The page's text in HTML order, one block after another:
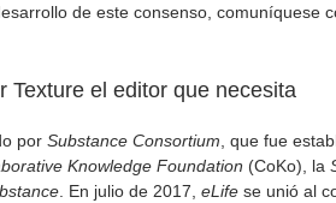
de este consenso, comuníquese
Texture el editor que necesita
por Substance Consortium , que fue
Knowledge Foundation (CoKo), la
. En julio de 2017, eLife se unió al